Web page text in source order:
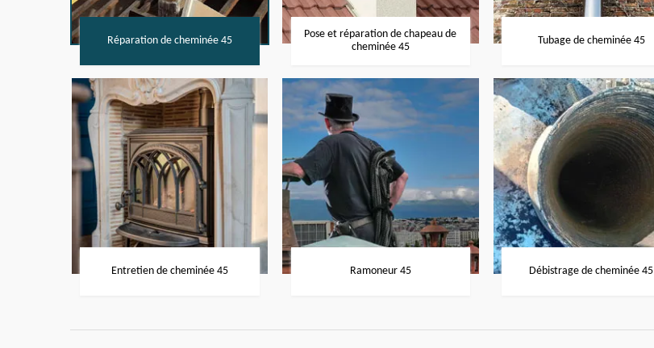
Réparation de cheminée 45
Pose et réparation de chapeau de
cheminée 45
Tubage de cheminée 45
Entretien de cheminée 45 Ramoneur 45 Débistrage de cheminée 45